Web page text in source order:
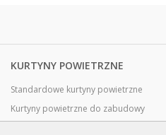
KURTYNY POWIETRZNE
Standardowe kurtyny powietrzne
Kurtyny powietrzne do zabudowy